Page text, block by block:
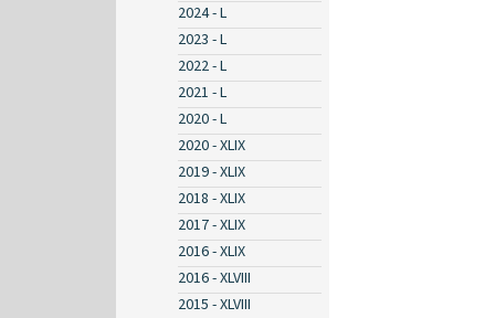
2024 - L
2023 - L
2022 - L
2021 - L
2020 - L
2020 - XLIX
2019 - XLIX
2018 - XLIX
2017 - XLIX
2016 - XLIX
2016 - XLVIII
2015 - XLVIII